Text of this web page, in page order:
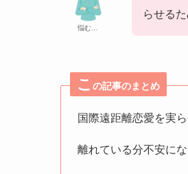
悩む…
らせる
こ の記事のまとめ
国際遠距離恋愛を実ら
離れている分不安に